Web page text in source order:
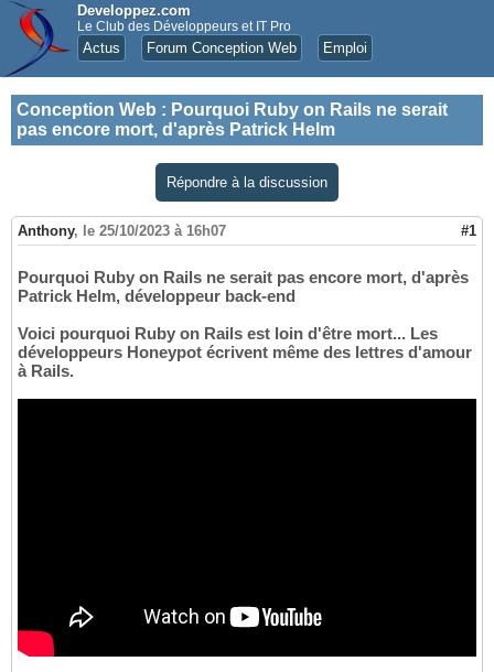
Developpez.com
Le Club des Développeurs et IT Pro
Actus Forum Conception Web Emploi
Conception Web : Pourquoi Ruby on Rails ne serait
pas encore mort, d'après Patrick Helm
Répondre à la discussion
Anthony, le 25/10/2023 à 16h07 #1
Pourquoi Ruby on Rails ne serait pas encore mort, d'après
Patrick Helm, développeur back-end
Voici pourquoi Ruby on Rails est loin d'être mort... Les
développeurs Honeypot écrivent même des lettres d'amour
à Rails.